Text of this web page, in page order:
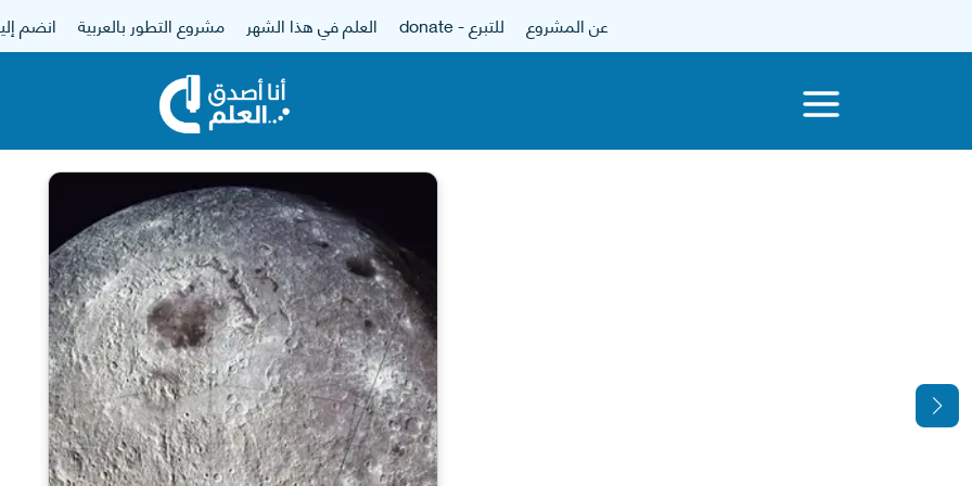
عن المشروع للتبرع - donate العلم في هذا الشهر مشروع التطور بالعربية انضم